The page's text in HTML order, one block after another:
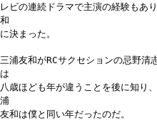
レビの連続ドラマで主演の経験もあ
和
に決まった。
三浦友和がRCサクセションの忌野清
は
八歳ほども年が違うことを後に知り
浦
友和は僕と同い年だったのだ。